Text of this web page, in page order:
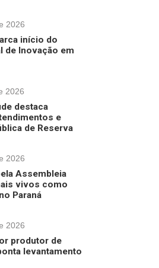
2026
início do
de Inovação em
2026
destaca
e
de Reserva
2026
Assembleia
vivos como
Paraná
2026
produtor de
levantamento